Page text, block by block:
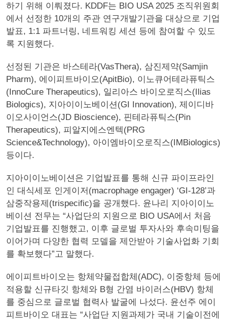
하기 위해 이뤄졌다. KDDF는 BIO USA 2025 조직위원회
에서 선정한 10개의 주관 연구개발기관을 대상으로 기업
발표, 1:1 파트너링, 네트워킹 세션 등에 참여할 수 있도
록 지원했다.
선정된 기관은 바스테라(VasThera), 삼진제약(Samjin
Pharm), 에이피트바이오(ApitBio), 이노큐어테라퓨틱스
(InnoCure Therapeutics), 일리아스 바이오로직스(Ilias
Biologics), 지아이이노베이션(GI Innovation), 제이디바
이오사이언스(JD Bioscience), 핀테라퓨틱스(Pin
Therapeutics), 피알지에스엔텍(PRG
Science&Technology), 아이엠바이오로직스(IMBiologics)
등이다.
지아이이노베이션은 기업발표를 통해 신규 파이프라인
인 대식세포 인게이저(macrophage engager) ‘GI-128’과
삼중작용제(trispecific)을 공개했다. 윤나리 지아이이노
베이션 전무는 “사업단의 지원으로 BIO USA에서 처음
기업발표를 진행했고, 이후 글로벌 투자사와 후속미팅을
이어가며 다양한 협력 모델을 제안받아 기술사업화 기회
를 확보했다”고 말했다.
에이피트바이오는 항체약물접합체(ADC), 이중항체 등에
적용할 신규타깃 항체와 B형 간염 바이러스(HBV) 항체
를 중심으로 글로벌 협력사 발굴에 나섰다. 윤선주 에이
피트바이오 대표는 “사업단 지원과제가 국내 기술이전에